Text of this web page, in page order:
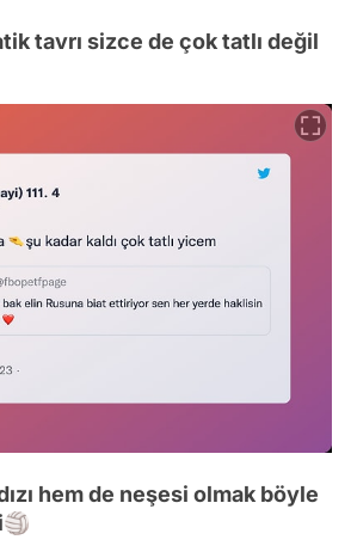
tavrı sizce de çok tatlı değil
hem de neşesi olmak böyle